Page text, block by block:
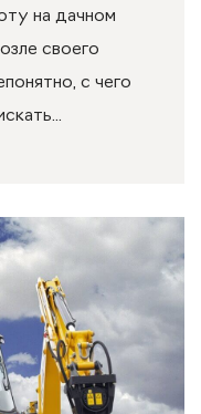
на дачном
своего
с чего